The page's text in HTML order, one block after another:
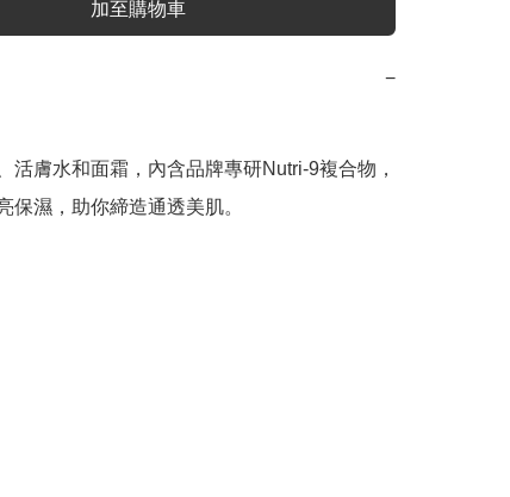
加至購物車
−
活膚水和面霜，內含品牌專研Nutri-9複合物，
保濕，助你締造通透美肌。